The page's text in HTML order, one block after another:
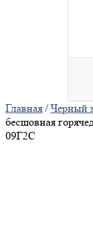
Главная /Черный
бесшовная
09Г2С